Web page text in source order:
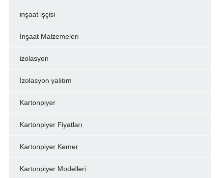
inşaat işçisi
İnşaat Malzemeleri
izolasyon
İzolasyon yalıtım
Kartonpiyer
Kartonpiyer Fiyatları
Kartonpiyer Kemer
Kartonpiyer Modelleri